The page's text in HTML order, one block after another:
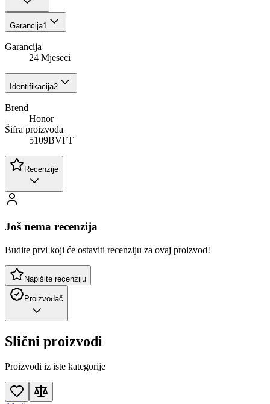
Garancija1
Garancija
24 Mjeseci
Identifikacija2
Brend
Honor
Šifra proizvoda
5109BVFT
Recenzije
Još nema recenzija
Budite prvi koji će ostaviti recenziju za ovaj proizvod!
Napišite recenziju
Proizvođač
Slični proizvodi
Proizvodi iz iste kategorije